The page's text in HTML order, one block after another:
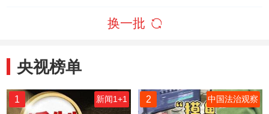
换一批
央视榜单
1 新闻1+1 2 中国法治观察